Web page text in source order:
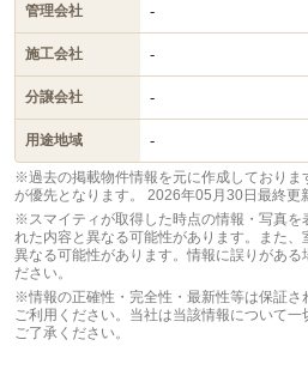
管理会社 -
施工会社 -
分譲会社 -
用途地域 -
※過去の掲載物件情報を元に作成しておりま
が優先となります。 2026年05月30日最終更
※スマイティが取得した時点の情報・写真を
れた内容と異なる可能性があります。また
異なる可能性があります。情報に誤りがある
ださい。
※情報の正確性・完全性・最新性等は保証さ
ご利用ください。当社は当該情報について
ご了承ください。